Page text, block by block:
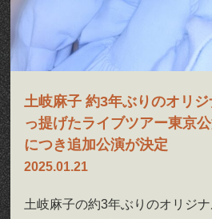
PODCAST
音声番組
記事
土岐麻子 約3年ぶりのオリジ
っ提げたライブツアー東京
につき追加公演が決定
2025.01.21
土岐麻子の約3年ぶりのオリジ